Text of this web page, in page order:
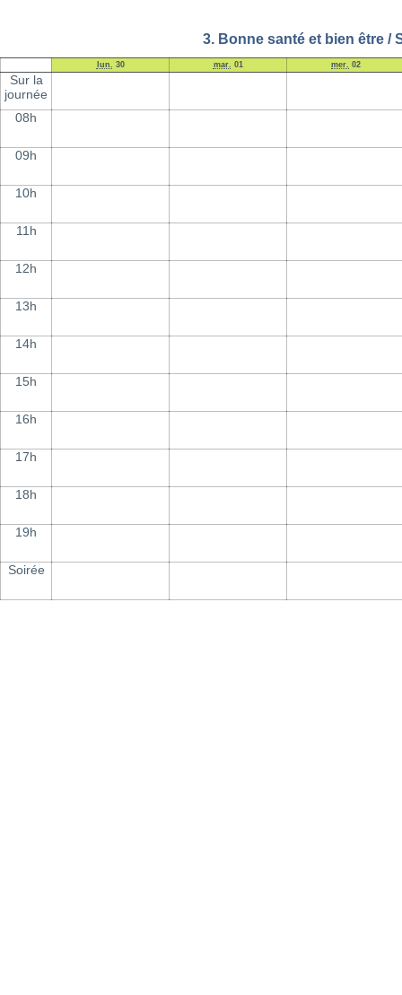
3. Bonne santé et bien être /
lun. 30 mar. 01 mer. 02
Sur la
journée
08h
09h
10h
11h
12h
13h
14h
15h
16h
17h
18h
19h
Soirée